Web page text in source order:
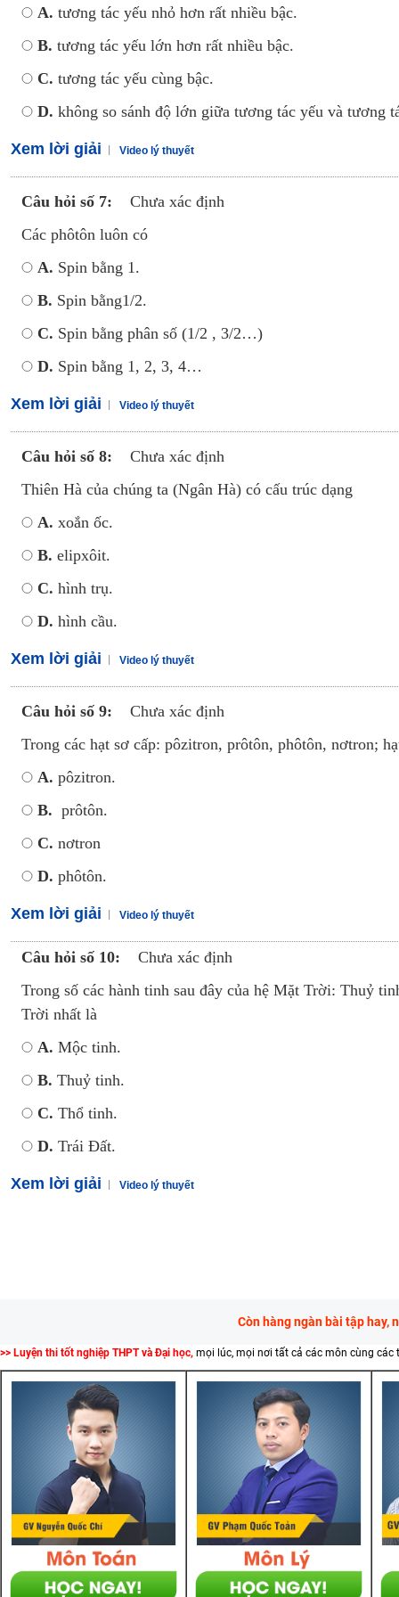
A. tương tác yếu nhỏ hơn rất nhiều bậc.
B. tương tác yếu lớn hơn rất nhiều bậc.
C. tương tác yếu cùng bậc.
D. không so sánh độ lớn giữa tương tác yếu và tương
Xem lời giải Video lý thuyết
Câu hỏi số 7:
Chưa xác định
Các phôtôn luôn có
A. Spin bằng 1.
B. Spin bằng1/2.
C. Spin bằng phân số (1/2 , 3/2…)
D. Spin bằng 1, 2, 3, 4…
Xem lời giải Video lý thuyết
Câu hỏi số 8:
Chưa xác định
Thiên Hà của chúng ta (Ngân Hà) có cấu trúc dạng
A. xoắn ốc.
B. elipxôit.
C. hình trụ.
D. hình cầu.
Xem lời giải Video lý thuyết
Câu hỏi số 9:
Chưa xác định
Trong các hạt sơ cấp: pôzitron, prôtôn, phôtôn, nơtron;
A. pôzitron.
B. prôtôn.
C. nơtron
D. phôtôn.
Xem lời giải Video lý thuyết
Câu hỏi số 10:
Chưa xác định
Trong số các hành tinh sau đây của hệ Mặt Trời: Thuỷ
Trời nhất là
A. Mộc tinh.
B. Thuỷ tinh.
C. Thổ tinh.
D. Trái Đất.
Xem lời giải Video lý thuyết
Còn hàng ngàn bài tập hay,
>> Luyện thi tốt nghiệp THPT và Đại học, mọi lúc, mọi nơi tất cả các môn cùng các